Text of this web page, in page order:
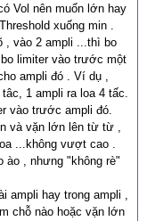
Vol nên muốn lớn hay
xuống min .
, vào 2 ampli ...thì bo
limiter vào trước một
ampli đó . Ví dụ ,
1 ampli ra loa 4 tấc.
vào trước ampli đó.
và vặn lớn lên từ từ ,
...không vượt cao .
ào , nhưng "không rè"
ampli hay trong ampli ,
chỗ nào hoặc vặn lớn